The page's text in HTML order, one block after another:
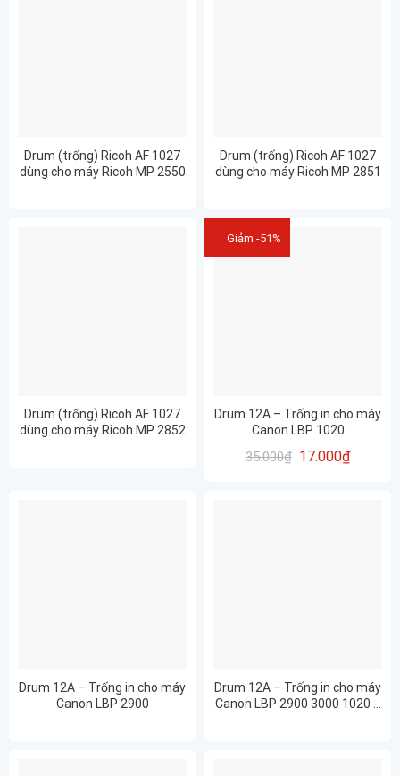
Drum (trống) Ricoh AF 1027
dùng cho máy Ricoh MP 2550
Drum (trống) Ricoh AF 1027
dùng cho máy Ricoh MP 2851
Drum (trống) Ricoh AF 1027
dùng cho máy Ricoh MP 2852
Giảm -51%
Drum 12A – Trống in cho máy
Canon LBP 1020
35.000₫ 17.000₫
Drum 12A – Trống in cho máy
Canon LBP 2900
Drum 12A – Trống in cho máy
Canon LBP 2900 3000 1020 …